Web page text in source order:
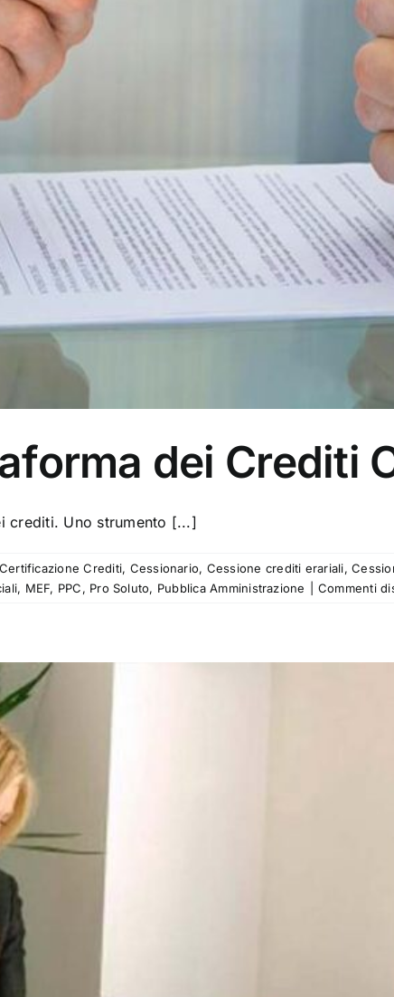
dei Crediti
crediti. Uno strumento [...]
Certificazione Crediti, Cessionario, Cessione crediti erariali,
, MEF, PPC, Pro Soluto, Pubblica Amministrazione Commenti